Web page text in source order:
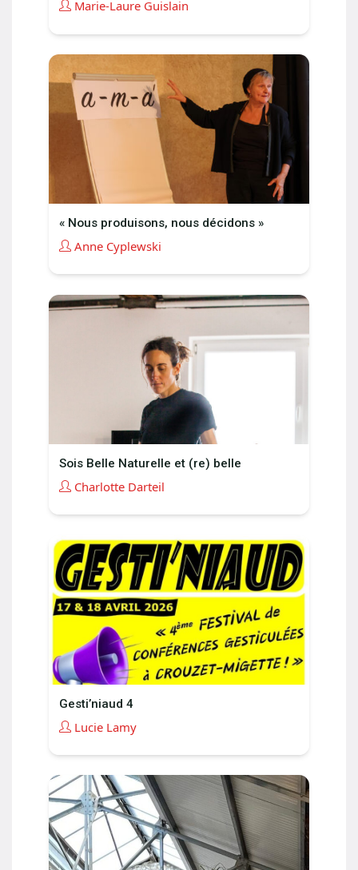
Marie-Laure Guislain
« Nous produisons, nous décidons »
Anne Cyplewski
Sois Belle Naturelle et (re) belle
Charlotte Darteil
Gesti’niaud 4
Lucie Lamy